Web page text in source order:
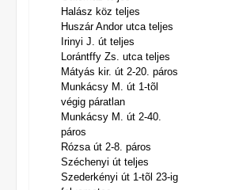
Halász köz teljes
Huszár Andor utca teljes
Irinyi J. út teljes
Lorántffy Zs. utca teljes
Mátyás kir. út 2-20. páros
Munkácsy M. út 1-tõl
végig páratlan
Munkácsy M. út 2-40.
páros
Rózsa út 2-8. páros
Széchenyi út teljes
Szederkényi út 1-tõl 23-ig